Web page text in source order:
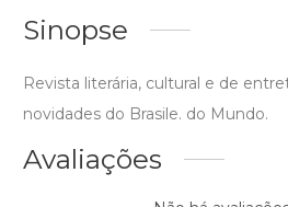
Sinopse
Revista literária, cultural e de
novidades do Brasile. do Mundo.
Avaliações